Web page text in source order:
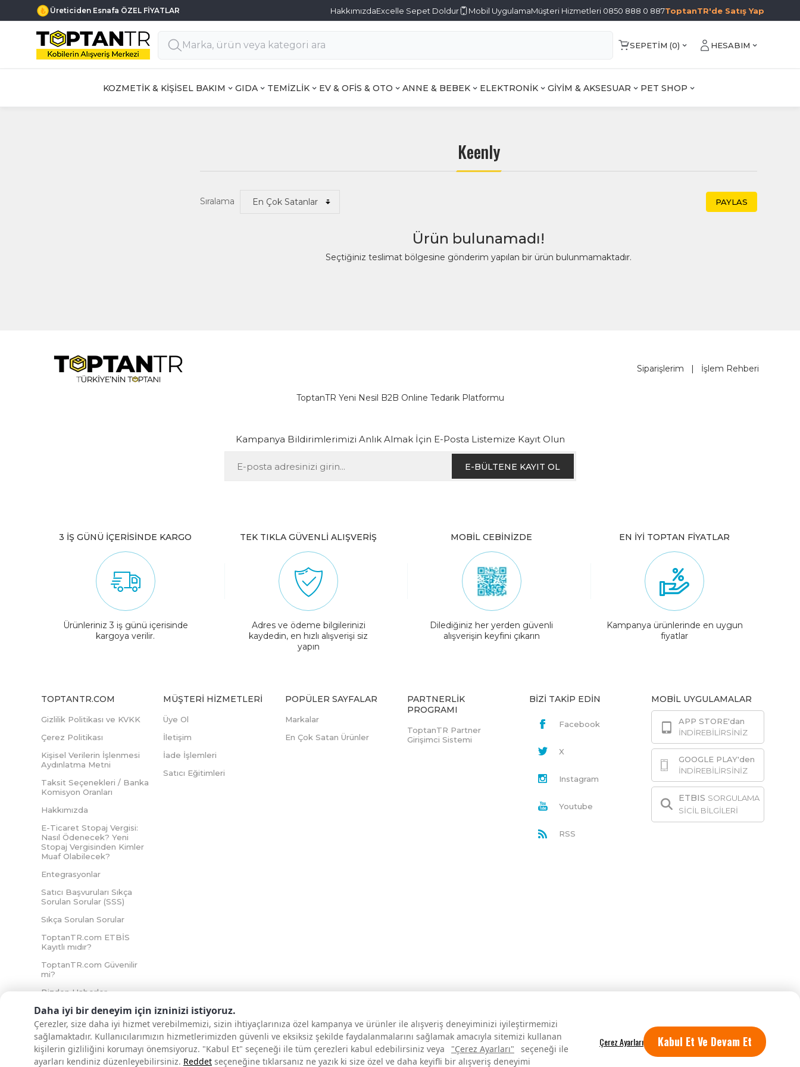
Daha iyi bir deneyim için izninizi istiyoruz.
Çerezler, size daha iyi hizmet verebilmemizi, sizin ihtiyaçlarınıza özel kampanya ve ürünler ile alışveriş deneyiminizi iyileştirmemizi
sağlamaktadır. Kullanıcılarımızın hizmetlerimizden güvenli ve eksiksiz şekilde faydalanmalarını sağlamak amacıyla sitemizi kullanan
kişilerin gizliliğini korumayı önemsiyoruz. "Kabul Et" seçeneği ile tüm çerezleri kabul edebilirsiniz veya
"Çerez Ayarları"
seçeneği ile
ayarları kendiniz düzenleyebilirsiniz. Reddet seçeneğine tıklarsanız ne yazık ki size özel ve daha keyifli bir alışveriş deneyimi
Kabul Et Ve Devam Et
Üreticiden Esnafa ÖZEL FİYATLAR HakkımızdaExcelle Sepet Doldur Mobil UygulamaMüşteri Hizmetleri 0850 888 0 887ToptanTR'de Satış Yap
SEPETIM (0) HESABIM
KOZMETİK & KİŞİSEL BAKIM GIDA TEMİZLİK EV & OFİS & OTO ANNE & BEBEK ELEKTRONİK GİYİM & AKSESUAR PET SHOP
Keenly
Sıralama PAYLAS
Ürün bulunamadı!
Seçtiğiniz teslimat bölgesine gönderim yapılan bir ürün bulunmamaktadır.
Siparişlerim İşlem Rehberi
ToptanTR Yeni Nesil B2B Online Tedarik Platformu
Kampanya Bildirimlerimizi Anlık Almak İçin E-Posta Listemize Kayıt Olun
E-BÜLTENE KAYIT OL
3 İŞ GÜNÜ İÇERİSİNDE KARGO
Ürünleriniz 3 iş günü içerisinde
kargoya verilir.
TEK TIKLA GÜVENLİ ALIŞVERİŞ
Adres ve ödeme bilgilerinizi
kaydedin, en hızlı alışverişi siz
yapın
MOBİL CEBİNİZDE
Dilediğiniz her yerden güvenli
alışverişin keyfini çıkarın
EN İYİ TOPTAN FİYATLAR
Kampanya ürünlerinde en uygun
fiyatlar
TOPTANTR.COM
Gizlilik Politikası ve KVKK
Çerez Politikası
Kişisel Verilerin İşlenmesi
Aydınlatma Metni
Taksit Seçenekleri / Banka
Komisyon Oranları
Hakkımızda
E-Ticaret Stopaj Vergisi:
Nasıl Ödenecek? Yeni
Stopaj Vergisinden Kimler
Muaf Olabilecek?
Entegrasyonlar
Satıcı Başvuruları Sıkça
Sorulan Sorular (SSS)
Sıkça Sorulan Sorular
ToptanTR.com ETBİS
Kayıtlı mıdır?
ToptanTR.com Güvenilir
mi?
Bizden Haberler
MÜŞTERI HIZMETLERI
Üye Ol
İletişim
İade İşlemleri
Satıcı Eğitimleri
POPÜLER SAYFALAR
Markalar
En Çok Satan Ürünler
PARTNERLIK
PROGRAMI
ToptanTR Partner
Girişimci Sistemi
BİZİ TAKİP EDİN
Facebook
X
Instagram
Youtube
RSS
MOBİL UYGULAMALAR
APP STORE'dan
İNDİREBİLİRSİNİZ
GOOGLE PLAY'den
İNDİREBİLİRSİNİZ
ETBIS SORGULAMA
SİCİL BİLGİLERİ
İNTERNETTE GÜVENLİ ALIŞVERİŞ
Tüm hakları saklıdır.